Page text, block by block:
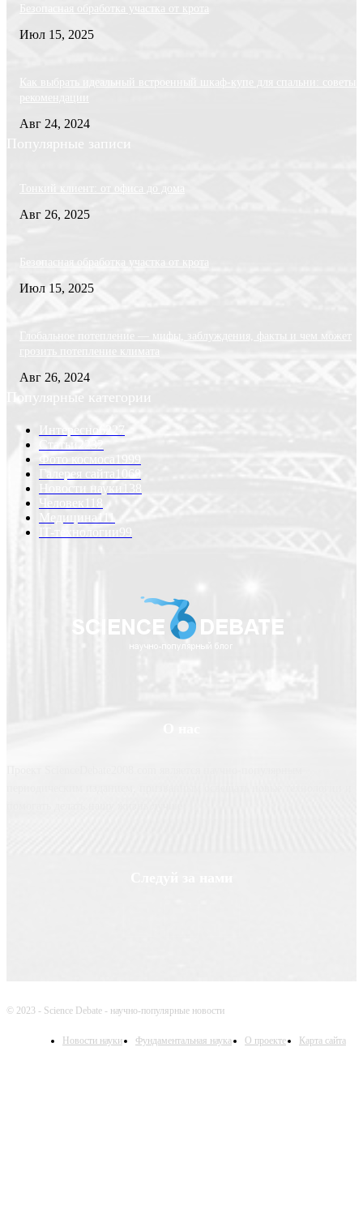
Безопасная обработка участка от крота
Июл 15, 2025
Как выбрать идеальный встроенный шкаф-купе для спальни: советы
рекомендации
Авг 24, 2024
Популярные записи
Тонкий клиент: от офиса до дома
Авг 26, 2025
Безопасная обработка участка от крота
Июл 15, 2025
Глобальное потепление — мифы, заблуждения, факты и чем может
грозить потепление климата
Авг 26, 2024
Популярные категории
Интересно
Статьи
Фото космоса
1999
Галерея сайта 1068
Новости науки
Человек
Медицина
IT-технологии99
© 2023 - Science Debate - научно-популярные новости
Новости науки Фундаментальная наука О проекте Карта сайта